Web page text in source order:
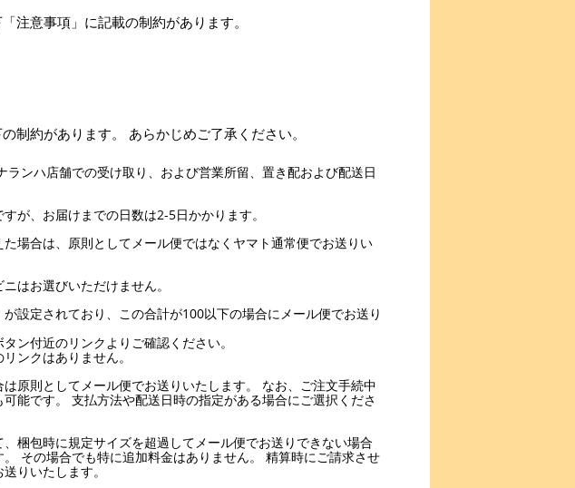
注意事項」に記載の制約があります。
制約があります。 あらかじめご了承ください。
ンハ店舗での受け取り、および営業所留、置き配および配送日
が、お届けまでの日数は2-5日かかります。
場合は、原則としてメール便ではなくヤマト通常便でお送りい
はお選びいただけません。
設定されており、この合計が100以下の場合にメール便でお送り
ン付近のリンクよりご確認ください。
ンクはありません。
原則としてメール便でお送りいたします。 なお、ご注文手続中
能です。 支払方法や配送日時の指定がある場合にご選択くださ
梱包時に規定サイズを超過してメール便でお送りできない場合
その場合でも特に追加料金はありません。 精算時にご請求させ
りいたします。